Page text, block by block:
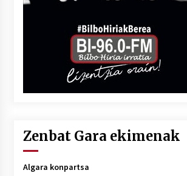
Zenbat Gara ekimenak
Algara konpartsa